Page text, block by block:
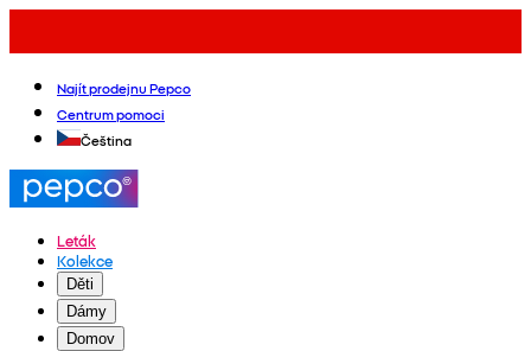
Najít prodejnu Pepco
Centrum pomoci
Čeština
Leták
Kolekce
Děti
Dámy
Domov